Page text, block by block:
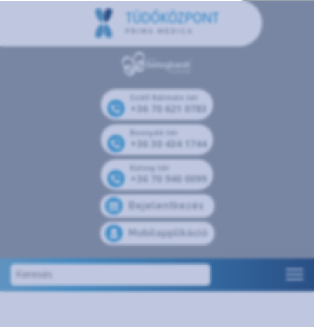
Széll Kálmán tér
+36 70 621 0783
Bosnyák tér
+36 30 434 1744
Kolosy tér
+36 70 940 0099
Bejelentkezés
Mobilapplikáció